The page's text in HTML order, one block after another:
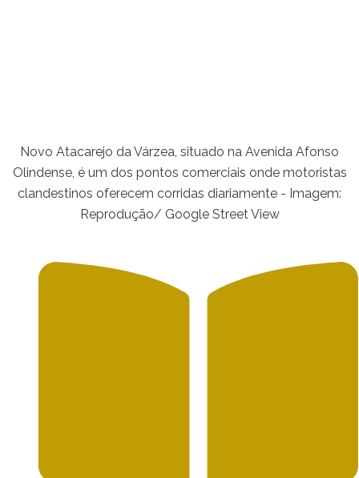
Novo Atacarejo da Várzea, situado na Avenida Afonso
Olindense, é um dos pontos comerciais onde motoristas
clandestinos oferecem corridas diariamente - Imagem:
Reprodução/ Google Street View